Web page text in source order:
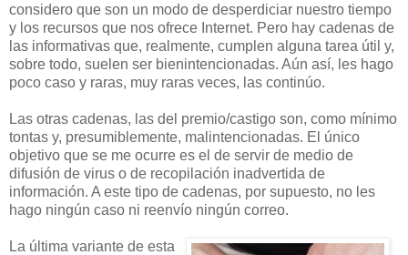
considero que son un modo de desperdiciar nuestro tiempo
y los recursos que nos ofrece Internet. Pero hay cadenas de
las informativas que, realmente, cumplen alguna tarea útil y,
sobre todo, suelen ser bienintencionadas. Aún así, les hago
poco caso y raras, muy raras veces, las continúo.
Las otras cadenas, las del premio/castigo son, como mínimo
tontas y, presumiblemente, malintencionadas. El único
objetivo que se me ocurre es el de servir de medio de
difusión de virus o de recopilación inadvertida de
información. A este tipo de cadenas, por supuesto, no les
hago ningún caso ni reenvío ningún correo.
La última variante de esta